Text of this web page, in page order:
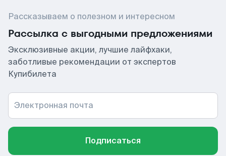
Рассказываем о полезном и интересном
Рассылка с выгодными предложениями
Эксклюзивные акции, лучшие лайфхаки,
заботливые рекомендации от экспертов
Купибилета
Электронная почта
Подписаться